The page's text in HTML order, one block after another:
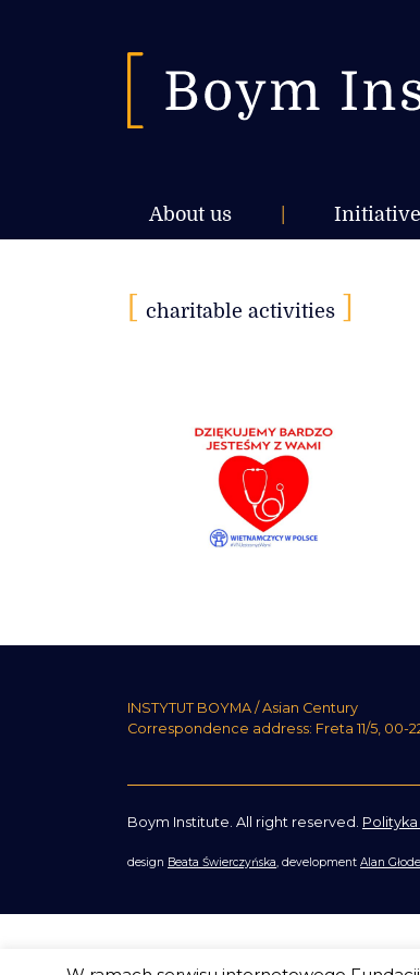
About us
charitable activities
INSTYTUT BOYMA / Asian Century
Correspondence address: Freta 11/5, 00-
Boym Institute. All right reserved.
design Beata Świerczyńska, development Alan